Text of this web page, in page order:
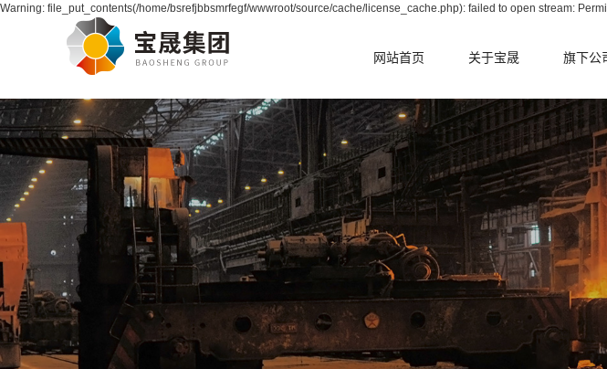
Warning: file_put_contents(/home/bsrefjbbsmrfegf/wwwroot/source/cache/license_cache.php): failed to open stream:
网站首页 关于宝晟
公司简介
资质荣誉
合作伙伴
旗下公
晟华中天
宝耐耐
宝拓耐火